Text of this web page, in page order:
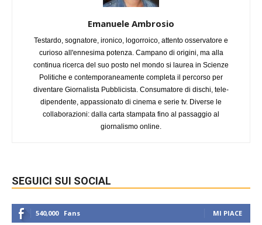
Emanuele Ambrosio
Testardo, sognatore, ironico, logorroico, attento osservatore e
curioso all'ennesima potenza. Campano di origini, ma alla
continua ricerca del suo posto nel mondo si laurea in Scienze
Politiche e contemporaneamente completa il percorso per
diventare Giornalista Pubblicista. Consumatore di dischi, tele-
dipendente, appassionato di cinema e serie tv. Diverse le
collaborazioni: dalla carta stampata fino al passaggio al
giornalismo online.
SEGUICI SUI SOCIAL
540,000 Fans MI PIACE